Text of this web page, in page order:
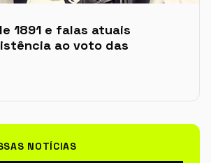
1891 e falas atuais
ao voto das
NOTÍCIAS